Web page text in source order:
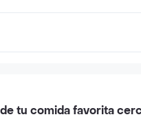
tu comida favorita